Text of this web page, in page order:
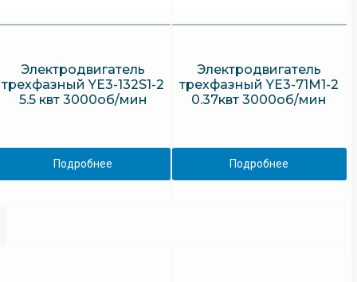
Электродвигатель
трехфазный YE3-132S1-2
5.5 квт 3000об/мин
Подробнее
Электродвигатель
трехфазный YE3-71M1-2
0.37квт 3000об/мин
Подробнее